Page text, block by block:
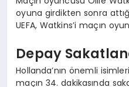
oyuna girdikten sonra
UEFA, Watkins’i maçın
Depay
Hollanda’nın önemli
maçın 34. dakikasında